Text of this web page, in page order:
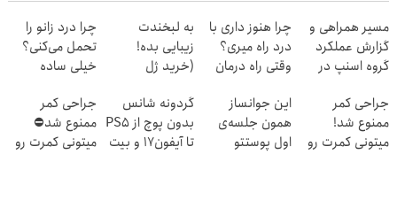
مسیر همراهی و
گزارش عملکرد
گروه اسنپ در
چرا هنوز داری با
درد راه میری؟
وقتی راه درمان
به لبخندت
زیبایی بده!
(خرید ژل
دندان
با40%تخفیف)
چرا درد زانو را
تحمل می‌کنی؟
خیلی ساده
کن
جراحی کمر
ممنوع شد!
میتونی کمرت رو
این جوانساز
همون جلسه‌ی
اول پوستتو
گردونه شانس
بدون پوچ از PS5
تا آیفون17 و بیت
جراحی کمر
ممنوع شد⛔
میتونی کمرت رو